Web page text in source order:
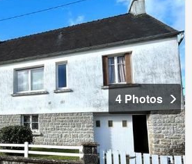
4 Photos